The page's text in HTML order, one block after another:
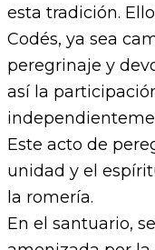
esta tradición.
Codés, ya sea
peregrinaje y
así la
Este acto de
unidad y el
la romería.
En el santuario,